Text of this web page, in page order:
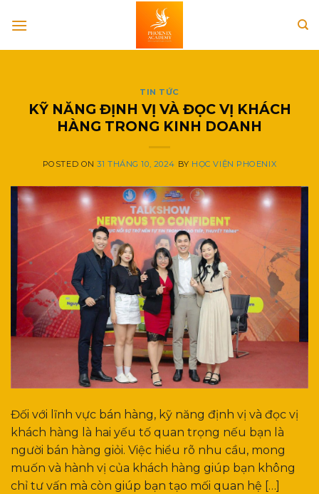
TIN TỨC
KỸ NĂNG ĐỊNH VỊ VÀ ĐỌC VỊ KHÁCH
HÀNG TRONG KINH DOANH
POSTED ON31 THÁNG 10, 2024 BY HỌC VIỆN PHOENIX
Đối với lĩnh vực bán hàng, kỹ năng định vị và đọc vị
khách hàng là hai yếu tố quan trọng nếu bạn là
người bán hàng giỏi. Việc hiểu rõ nhu cầu, mong
muốn và hành vị của khách hàng giúp bạn không
chỉ tư vấn mà còn giúp bạn tạo mối quan hệ […]